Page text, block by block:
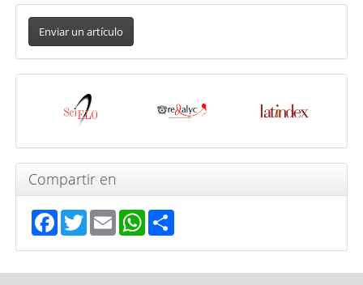
Enviar
artículo
Enviar un artículo
Indexada
Compartir en
Facebook
TwitterEmailWhatsApp
Share